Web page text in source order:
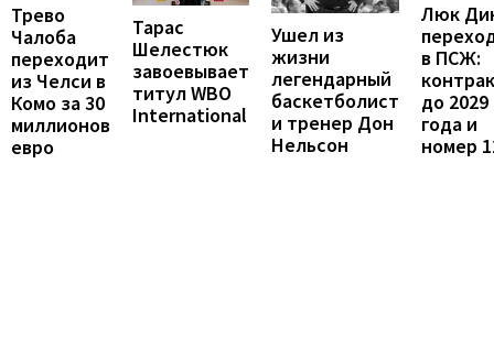
Трево
Чалоба
переходит
из Челси в
Комо за 30
миллионов
евро
Тарас
Шелестюк
завоевывает
титул WBO
International
Ушел из
жизни
легендарный
баскетболист
и тренер Дон
Нельсон
Люк
в ПСЖ:
до 2029
года и
номер